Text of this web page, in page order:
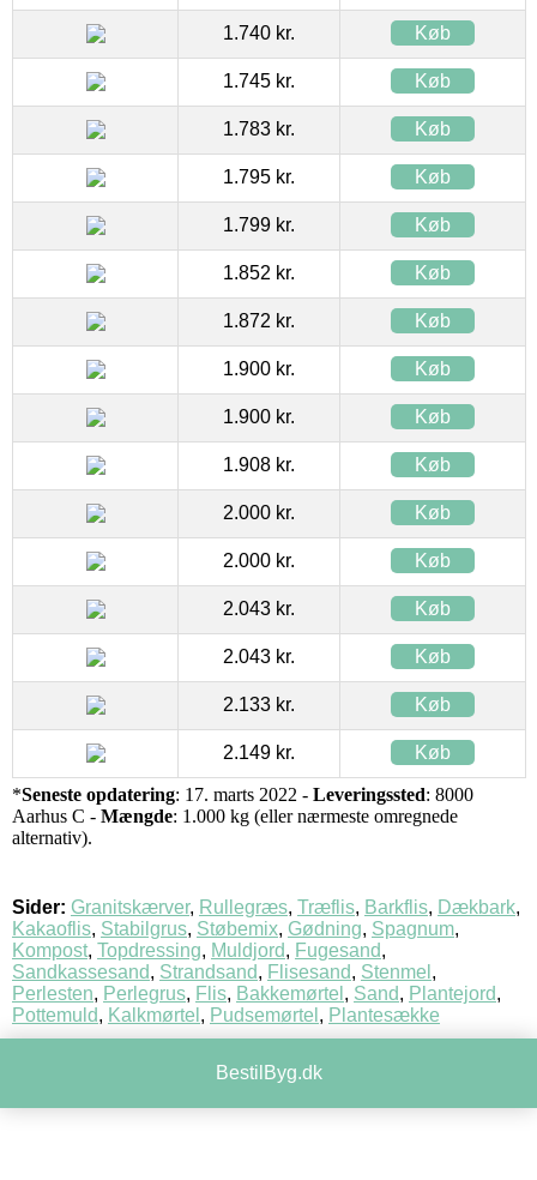
1.740 kr. Køb
1.745 kr. Køb
1.783 kr. Køb
1.795 kr. Køb
1.799 kr. Køb
1.852 kr. Køb
1.872 kr. Køb
1.900 kr. Køb
1.900 kr. Køb
1.908 kr. Køb
2.000 kr. Køb
2.000 kr. Køb
2.043 kr. Køb
2.043 kr. Køb
2.133 kr. Køb
2.149 kr. Køb
*Seneste opdatering: 17. marts 2022 - Leveringssted: 8000
Aarhus C - Mængde: 1.000 kg (eller nærmeste omregnede
alternativ).
Sider: Granitskærver, Rullegræs, Træflis, Barkflis, Dækbark,
Kakaoflis, Stabilgrus, Støbemix, Gødning, Spagnum,
Kompost, Topdressing, Muldjord, Fugesand,
Sandkassesand, Strandsand, Flisesand, Stenmel ,
Perlesten, Perlegrus, Flis, Bakkemørtel , Sand, Plantejord,
Pottemuld, Kalkmørtel , Pudsemørtel , Plantesække
BestilByg.dk